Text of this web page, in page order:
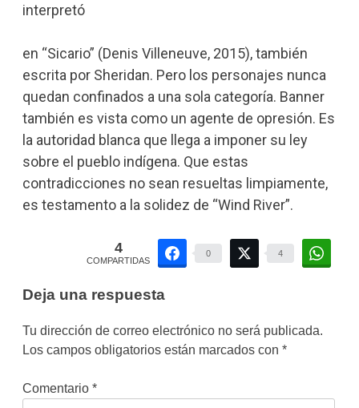
interpretó
en “Sicario” (Denis Villeneuve, 2015), también
escrita por Sheridan. Pero los personajes nunca
quedan confinados a una sola categoría. Banner
también es vista como un agente de opresión. Es
la autoridad blanca que llega a imponer su ley
sobre el pueblo indígena. Que estas
contradicciones no sean resueltas limpiamente,
es testamento a la solidez de “Wind River”.
4
COMPARTIDAS
0 4
Deja una respuesta
Tu dirección de correo electrónico no será publicada.
Los campos obligatorios están marcados con *
Comentario *